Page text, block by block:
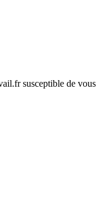
susceptible de vous